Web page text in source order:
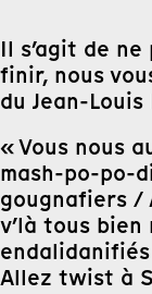
Il s’agit de
finir, nous
du Jean-
« Vous nous
mash-po-po-
gougnafiers /
v’là tous
Allez twist à